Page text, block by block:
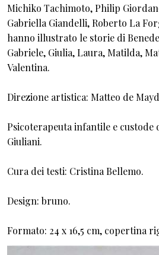
Michiko Tachimoto, Philip
Gabriella Giandelli, Roberto La
hanno illustrato le storie di
Gabriele, Giulia, Laura, Matilda,
Valentina.
Direzione artistica: Matteo de
Psicoterapeuta infantile e custode
Giuliani.
Cura dei testi: Cristina Bellemo.
Design: bruno.
Formato: 24 x 16,5 cm, copertina